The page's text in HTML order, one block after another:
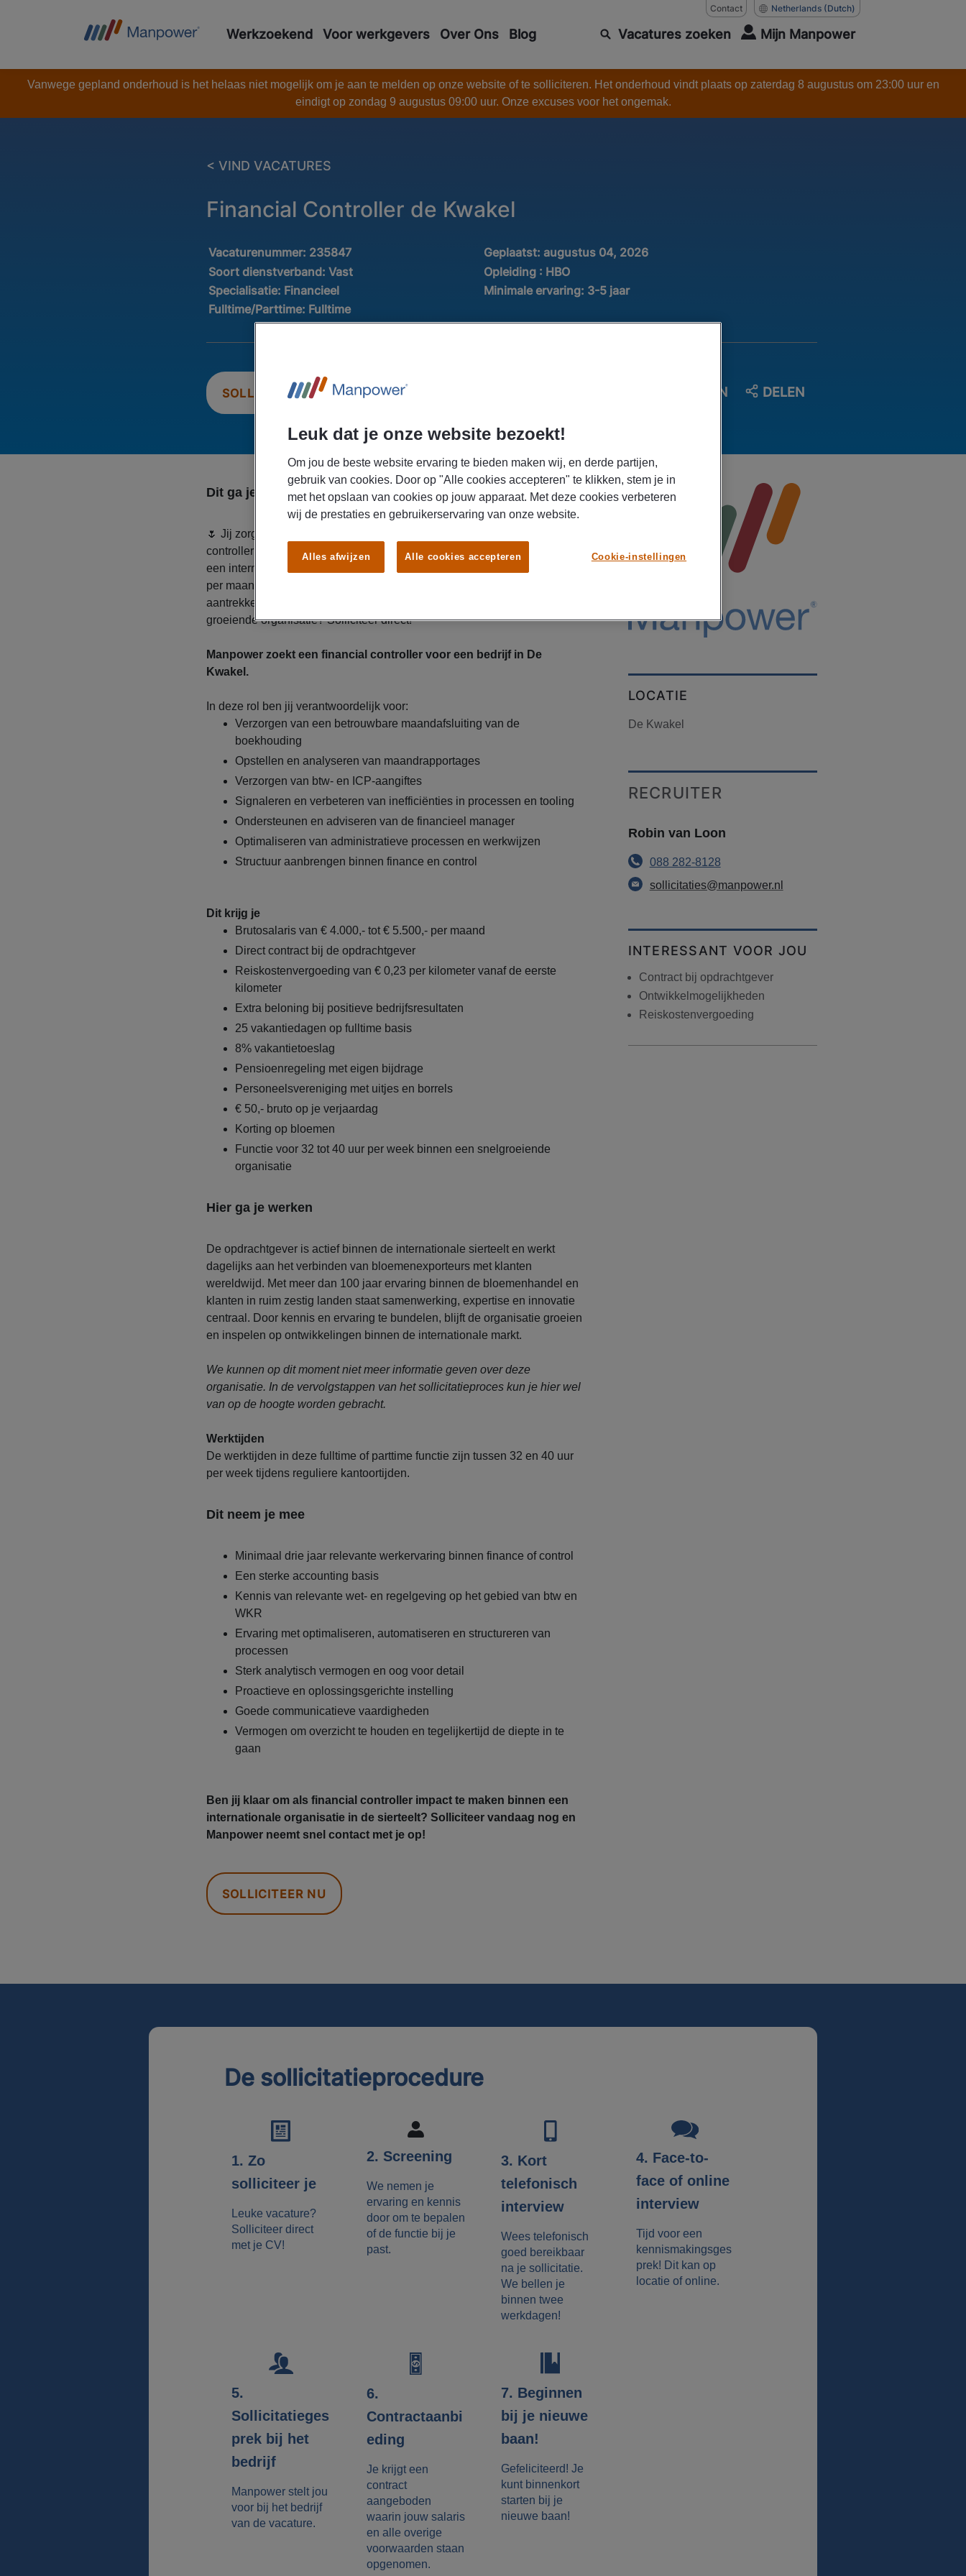
Contact Netherlands (Dutch)
Werkzoekend Voor werkgevers Over Ons Blog Vacatures zoeken Mijn Manpower
Vanwege gepland onderhoud is het helaas niet mogelijk om je aan te melden op onze website of te solliciteren. Het onderhoud vindt plaats op zaterdag 8 augustus om 23:00 uur en
eindigt op zondag 9 augustus 09:00 uur. Onze excuses voor het ongemak.
< VIND VACATURES
Financial Controller de Kwakel
Vacaturenummer: 235847 Geplaatst: augustus 04, 2026
Soort dienstverband:Vast Opleiding : HBO
Specialisatie: Financieel Minimale ervaring: 3-5 jaar
Fulltime/Parttime: Fulltime
SOLLICITEER NU OPSLAAN DELEN
Dit ga je doen
🌷 Jij zorgt dat cijfers kloppen en processen slimmer worden. Als financial
controller combineer je financiële controle met procesoptimalisatie binnen
een internationale organisatie in de sierteelt. Verdien tot € 5.500,- bruto
per maand, ontvang reiskostenvergoeding en profiteer van een
aantrekkelijke bonusregeling. Klaar om impact te maken binnen een
groeiende organisatie? Solliciteer direct!
Manpower zoekt een financial controller voor een bedrijf in De
Kwakel.
In deze rol ben jij verantwoordelijk voor:
Verzorgen van een betrouwbare maandafsluiting van de
boekhouding
Opstellen en analyseren van maandrapportages
Verzorgen van btw- en ICP-aangiftes
Signaleren en verbeteren van inefficiënties in processen en tooling
Ondersteunen en adviseren van de financieel manager
Optimaliseren van administratieve processen en werkwijzen
Structuur aanbrengen binnen finance en control
Dit krijg je
Brutosalaris van € 4.000,- tot € 5.500,- per maand
Direct contract bij de opdrachtgever
Reiskostenvergoeding van € 0,23 per kilometer vanaf de eerste
kilometer
Extra beloning bij positieve bedrijfsresultaten
25 vakantiedagen op fulltime basis
8% vakantietoeslag
Pensioenregeling met eigen bijdrage
Personeelsvereniging met uitjes en borrels
€ 50,- bruto op je verjaardag
Korting op bloemen
Functie voor 32 tot 40 uur per week binnen een snelgroeiende
organisatie
Hier ga je werken
De opdrachtgever is actief binnen de internationale sierteelt en werkt
dagelijks aan het verbinden van bloemenexporteurs met klanten
wereldwijd. Met meer dan 100 jaar ervaring binnen de bloemenhandel en
klanten in ruim zestig landen staat samenwerking, expertise en innovatie
centraal. Door kennis en ervaring te bundelen, blijft de organisatie groeien
en inspelen op ontwikkelingen binnen de internationale markt.
We kunnen op dit moment niet meer informatie geven over deze
organisatie. In de vervolgstappen van het sollicitatieproces kun je hier wel
van op de hoogte worden gebracht.
Werktijden
De werktijden in deze fulltime of parttime functie zijn tussen 32 en 40 uur
per week tijdens reguliere kantoortijden.
Dit neem je mee
Minimaal drie jaar relevante werkervaring binnen finance of control
Een sterke accounting basis
Kennis van relevante wet- en regelgeving op het gebied van btw en
WKR
Ervaring met optimaliseren, automatiseren en structureren van
processen
Sterk analytisch vermogen en oog voor detail
Proactieve en oplossingsgerichte instelling
Goede communicatieve vaardigheden
Vermogen om overzicht te houden en tegelijkertijd de diepte in te
gaan
Ben jij klaar om als financial controller impact te maken binnen een
internationale organisatie in de sierteelt? Solliciteer vandaag nog en
Manpower neemt snel contact met je op!
SOLLICITEER NU
LOCATIE
De Kwakel
RECRUITER
Robin van Loon
088 282-8128
sollicitaties@manpower.nl
INTERESSANT VOOR JOU
Contract bij opdrachtgever
Ontwikkelmogelijkheden
Reiskostenvergoeding
De sollicitatieprocedure
1. Zo
solliciteer je
Leuke vacature?
Solliciteer direct
met je CV!
2. Screening
We nemen je
ervaring en kennis
door om te bepalen
of de functie bij je
past.
3. Kort
telefonisch
interview
Wees telefonisch
goed bereikbaar
na je sollicitatie.
We bellen je
binnen twee
werkdagen!
4. Face-to-
face of online
interview
Tijd voor een
kennismakingsges
prek! Dit kan op
locatie of online.
5.
Sollicitatieges
prek bij het
bedrijf
Manpower stelt jou
voor bij het bedrijf
van de vacature.
6.
Contractaanbi
eding
Je krijgt een
contract
aangeboden
waarin jouw salaris
en alle overige
voorwaarden staan
opgenomen.
7. Beginnen
bij je nieuwe
baan!
Gefeliciteerd! Je
kunt binnenkort
starten bij je
nieuwe baan!
Leuk dat je onze website bezoekt!
Om jou de beste website ervaring te bieden maken wij, en derde partijen,
gebruik van cookies. Door op "Alle cookies accepteren" te klikken, stem je in
met het opslaan van cookies op jouw apparaat. Met deze cookies verbeteren
wij de prestaties en gebruikerservaring van onze website.
Cookie-instellingen
Alles afwijzen Alle cookies accepteren